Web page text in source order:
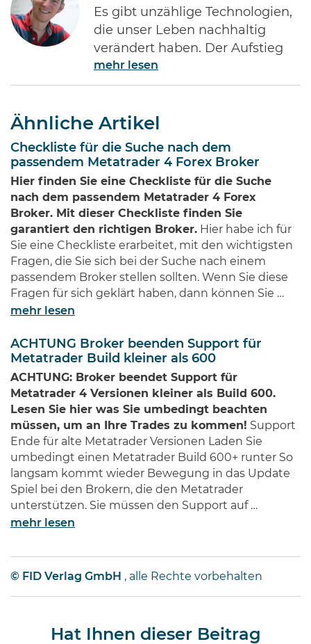
Es gibt unzählige Technologien,
die unser Leben nachhaltig
verändert haben. Der Aufstieg
des Internets gehört ohne Frage
zu den Bedeutendsten. Namen
Bill Gates von Microsoft dürften
jedem Investor geläufig sein.
Diese Männer haben Imperien
erschaffen und gleichzeitig
Millionen von Anlegern auf der
ganzen Welt …
mehr lesen
Ähnliche Artikel
Checkliste für die Suche nach dem
passendem Metatrader 4 Forex Broker
Hier finden Sie eine Checkliste für die Suche
nach dem passendem Metatrader 4 Forex
Broker. Mit dieser Checkliste finden Sie
garantiert den richtigen Broker. Hier habe ich für
Sie eine Checkliste erarbeitet, mit den wichtigsten
Fragen, die Sie sich bei der Suche nach einem
passendem Broker stellen sollten. Wenn Sie diese
Fragen für sich geklärt haben, dann können Sie …
mehr lesen
ACHTUNG Broker beenden Support für
Metatrader Build kleiner als 600
ACHTUNG: Broker beendet Support für
Metatrader 4 Versionen kleiner als Build 600.
Lesen Sie hier was Sie umbedingt beachten
müssen, um an Ihre Trades zu kommen! Support
Ende für alte Metatrader Versionen Laden Sie
umbedingt einen Metatrader Build 600+ runter So
langsam kommt wieder Bewegung in das Update
Spiel bei den Brokern, die den Metatrader
unterstützen. Sie müssen den Support auf …
mehr lesen
© FID Verlag GmbH , alle Rechte vorbehalten
Hat Ihnen dieser Beitrag